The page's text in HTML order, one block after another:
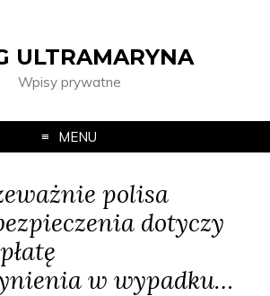
ULTRAMARYNA
Wpisy prywatne
MENU
polisa
dotyczy
w wypadku…